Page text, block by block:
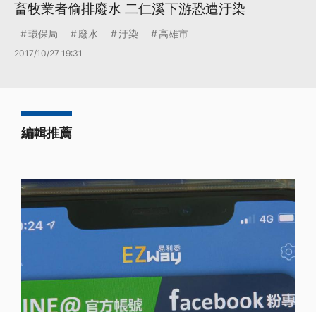
畜牧業者偷排廢水 二仁溪下游恐遭汙染
環保局 廢水 汙染 高雄市
2017/10/27 19:31
編輯推薦